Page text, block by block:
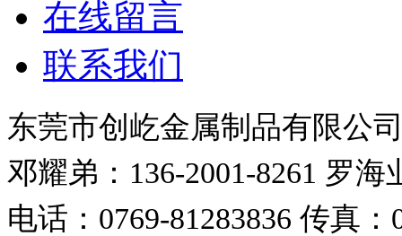
在线留言
联系我们
东莞市创屹金属制品有限公
邓耀弟：136-2001-8261 罗海
电话：0769-81283836 传真：